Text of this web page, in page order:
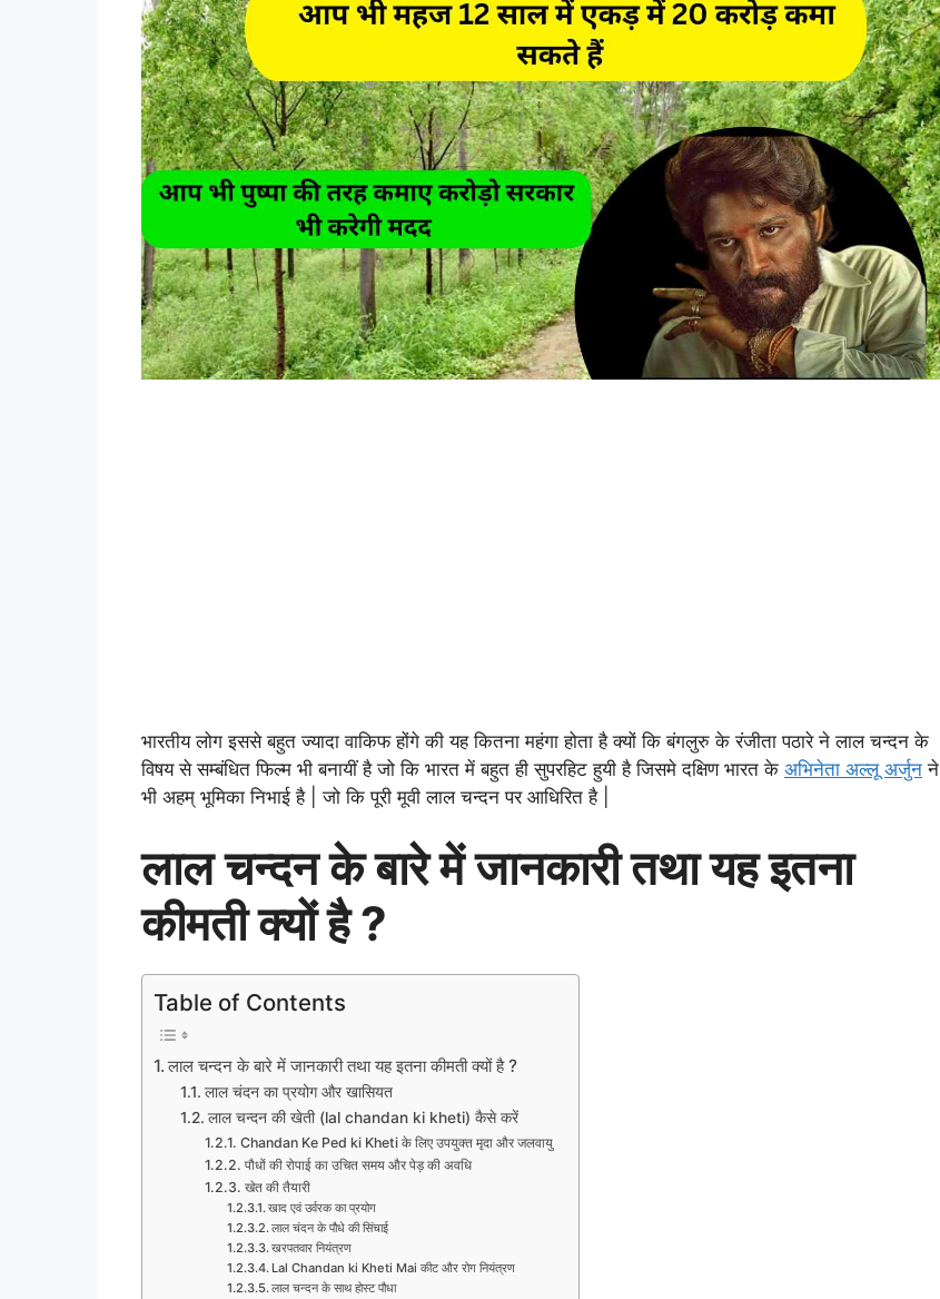
भारतीय लोग इससे बहुत ज्यादा वाकिफ होंगे की यह कितना महंगा होता है क्यों कि बंगलुरु के रंजीता पठारे ने लाल चन्दन के
विषय से सम्बंधित फिल्म भी बनायीं है जो कि भारत में बहुत ही सुपरहिट हुयी है जिसमे दक्षिण भारत के अभिनेता अल्लू अर्जुन ने
भी अहम् भूमिका निभाई है | जो कि पूरी मूवी लाल चन्दन पर आधिरित है |
लाल चन्दन के बारे में जानकारी तथा यह इतना
कीमती क्यों है ?
Table of Contents
लाल चन्दन के बारे में जानकारी तथा यह इतना कीमती क्यों है ?
लाल चंदन का प्रयोग और खासियत
लाल चन्दन की खेती (lal chandan ki kheti) कैसे करें
Chandan Ke Ped ki Kheti के लिए उपयुक्त मृदा और जलवायु
पौधों की रोपाई का उचित समय और पेड़ की अवधि
खेत की तैयारी
खाद एवं उर्वरक का प्रयोग
लाल चंदन के पौधे की सिंचाई
खरपतवार नियंत्रण
Lal Chandan ki Kheti Mai कीट और रोग नियंत्रण
लाल चन्दन के साथ होस्ट पौधा